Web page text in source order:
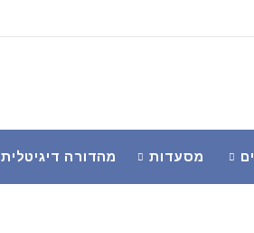
מסעדות מהדורה דיגיטלית